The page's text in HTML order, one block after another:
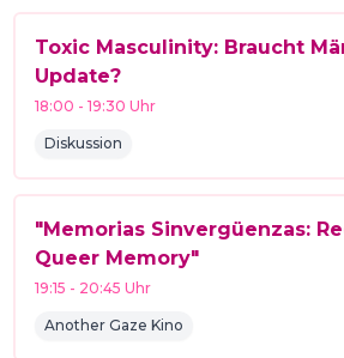
Toxic Masculinity: Braucht
Update?
18:00 -19:30 Uhr
Diskussion
"Memorias Sinvergüenzas:
Queer Memory"
19:15 - 20:45 Uhr
Another Gaze Kino